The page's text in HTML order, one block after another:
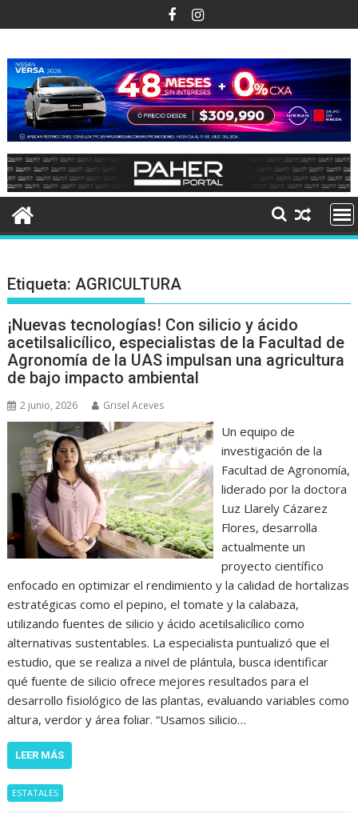
al
Etiqueta: AGRICULTURA
¡Nuevas tecnologías! Con silicio y ácido
acetilsalicílico, especialistas de la Facultad de
Agronomía de la UAS impulsan una agricultura
de bajo impacto ambiental
2 junio, 2026 Grisel Aceves
Un equipo de
investigación de la
Facultad de Agronomía,
liderado por la doctora
Luz Llarely Cázarez
Flores, desarrolla
actualmente un
proyecto científico
enfocado en optimizar el rendimiento y la calidad de hortalizas
estratégicas como el pepino, el tomate y la calabaza,
utilizando fuentes de silicio y ácido acetilsalicílico como
alternativas sustentables. La especialista puntualizó que el
estudio, que se realiza a nivel de plántula, busca identificar
qué fuente de silicio ofrece mejores resultados para el
desarrollo fisiológico de las plantas, evaluando variables como
altura, verdor y área foliar. “Usamos silicio…
LEER MÁS
ESTATALES